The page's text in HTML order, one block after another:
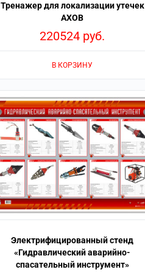
Тренажер для локализации утечек
AXOB
220524 руб.
В КОРЗИНУ
Электрифицированный стенд
«Гидравлический аварийно-
спасательный инструмент»